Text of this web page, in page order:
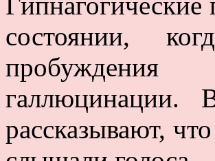
состоянии,
пробуждения
галлюцинации.
рассказывают,